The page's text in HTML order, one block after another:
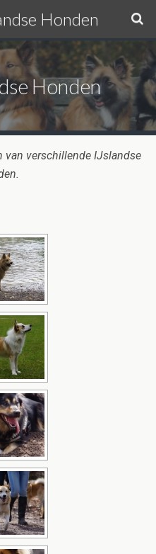
Honden
Honden
van verschillende IJslandse